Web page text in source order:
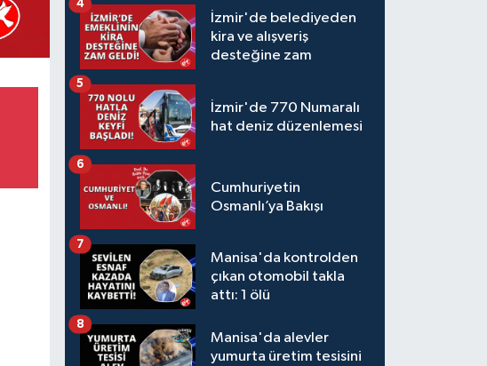
İzmir'de belediyeden
kira ve alışveriş
desteğine zam
4
İzmir'de 770 Numaralı
hat deniz düzenlemesi
5
Cumhuriyetin
Osmanlı’ya Bakışı
6
Manisa'da kontrolden
çıkan otomobil takla
attı: 1 ölü
7
Manisa'da alevler
yumurta üretim tesisini
8